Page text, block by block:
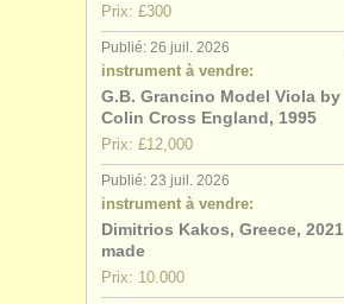
Prix: £300
Publié: 26 juil. 2026
instrument à vendre:
G.B. Grancino Model Viola by
Colin Cross England, 1995
Prix: £12,000
Publié: 23 juil. 2026
instrument à vendre:
Dimitrios Kakos, Greece, 2021
made
Prix: 10.000